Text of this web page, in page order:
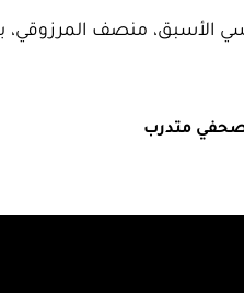
الأسبق، منصف المرزوقي،
متدرب